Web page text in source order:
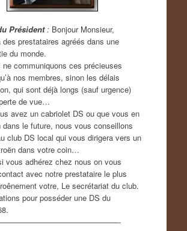
Président:Bonjour Monsieur,
prestataires agréés dans une
du monde.
ne communiquons ces précieuses
nos membres, sinon les délais
qui sont déjà longs (sauf urgence)
de vue…
avez un cabriolet DS ou que vous en
dans le future, nous vous conseillons
club DS local qui vous dirigera vers un
dans votre coin…
vous adhérez chez nous on vous
avec notre prestataire le plus
votre, Le secrétariat du club.
pour posséder une DS du